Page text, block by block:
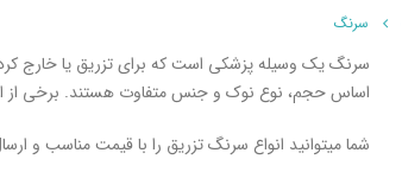
سرنگ
سرنگ یک وسیله پزشکی است که برای تزریق یا خارج
اساس حجم، نوع نوک و جنس متفاوت هستند. برخی از انواع
شما میتوانید انواع سرنگ تزریق را با قیمت مناسب و